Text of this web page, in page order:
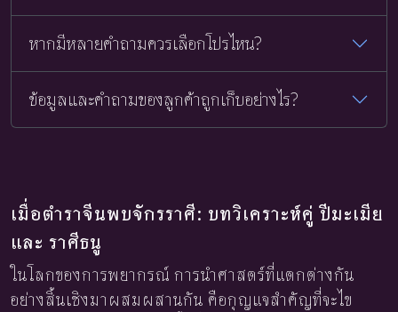
หากมีหลายคำถามควรเลือกโปรไหน?
ข้อมูลและคำถามของลูกค้าถูกเก็บอย่างไร?
เมื่อตำราจีนพบจักรราศี: บทวิเคราะห์คู่ ปีมะเมีย
และ ราศีธนู
ในโลกของการพยากรณ์ การนำศาสตร์ที่แตกต่างกัน
อย่างสิ้นเชิงมาผสมผสานกัน คือกุญแจสำคัญที่จะไข